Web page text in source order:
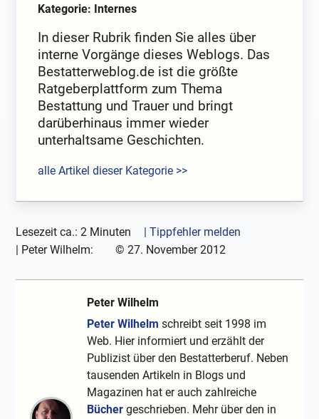
Kategorie: Internes
In dieser Rubrik finden Sie alles über
interne Vorgänge dieses Weblogs. Das
Bestatterweblog.de ist die größte
Ratgeberplattform zum Thema
Bestattung und Trauer und bringt
darüberhinaus immer wieder
unterhaltsame Geschichten.
alle Artikel dieser Kategorie >>
Lesezeit ca.: 2 Minuten
| Tippfehler melden
| Peter Wilhelm: © 27. November 2012
Peter Wilhelm
Peter Wilhelm schreibt seit 1998 im
Web. Hier informiert und erzählt der
Publizist über den Bestatterberuf. Neben
tausenden Artikeln in Blogs und
Magazinen hat er auch zahlreiche
Bücher geschrieben. Mehr über den in